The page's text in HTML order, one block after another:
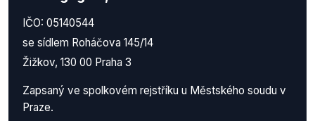
IČO: 05140544
se sídlem Roháčova 145/14
Žižkov, 130 00 Praha 3
Zapsaný ve spolkovém rejstříku u Městského soudu v
Praze.